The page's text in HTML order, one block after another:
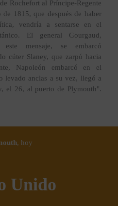
Rochefort al Príncipe-Regente
1815, que después de haber
vendría a sentarse en el
El general Gourgaud,
este mensaje, se embarcó
cúter Slaney, que zarpó hacia
Napoleón embarcó en el
levado anclas a su vez, llegó a
el 26, al puerto de Plymouth".
, hoy
Unido